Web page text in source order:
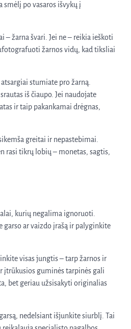
po vasaros išvykų į
– žarna švari. Jei ne – reikia ieškoti
žarnos vidų, kad tiksliai
stumiate pro žarną.
iš čiaupo. Jei naudojate
ir taip pakankamai drėgnas,
greitai ir nepastebimai.
rasi tikrų lobių – monetas, sagtis,
kurių negalima ignoruoti.
ar vaizdo įrašą ir palyginkite
visas jungtis – tarp žarnos ir
įtrūkusios guminės tarpinės gali
bet geriau užsisakyti originalias
nedelsiant išjunkite siurblį. Tai